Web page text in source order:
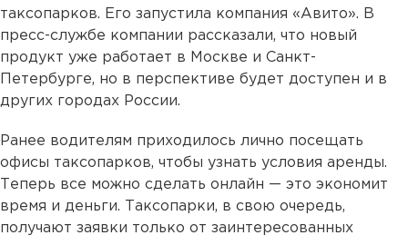
таксопарков. Его запустила компания «Авито». В
пресс-службе компании рассказали, что новый
продукт уже работает в Москве и Санкт-
Петербурге, но в перспективе будет доступен и в
других городах России.
Ранее водителям приходилось лично посещать
офисы таксопарков, чтобы узнать условия аренды.
Теперь все можно сделать онлайн — это экономит
время и деньги. Таксопарки, в свою очередь,
получают заявки только от заинтересованных